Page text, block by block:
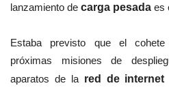
lanzamiento de carga pesada es
Estaba previsto que el cohete
próximas misiones de
aparatos de lared de internet